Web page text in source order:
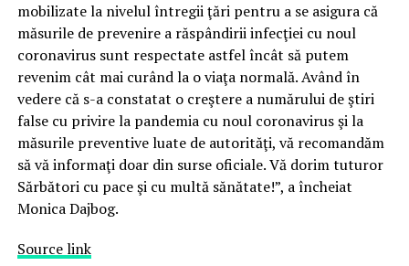
mobilizate la nivelul întregii ţări pentru a se asigura că
măsurile de prevenire a răspândirii infecţiei cu noul
coronavirus sunt respectate astfel încât să putem
revenim cât mai curând la o viaţa normală. Având în
vedere că s-a constatat o creştere a numărului de ştiri
false cu privire la pandemia cu noul coronavirus şi la
măsurile preventive luate de autorităţi, vă recomandăm
să vă informaţi doar din surse oficiale. Vă dorim tuturor
Sărbători cu pace şi cu multă sănătate!”, a încheiat
Monica Dajbog.
Source link